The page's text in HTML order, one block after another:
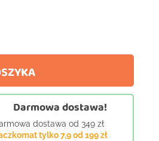
Darmowa dostawa!
dostawa od 349 zł
tylko 7,9 od 199 zł